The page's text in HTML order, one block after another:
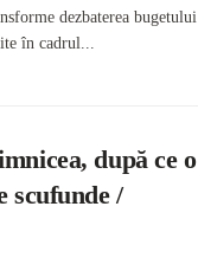
dezbaterea bugetului
în cadrul...
după ce o
scufunde /